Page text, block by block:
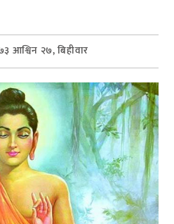
आश्विन २७, बिहीवार